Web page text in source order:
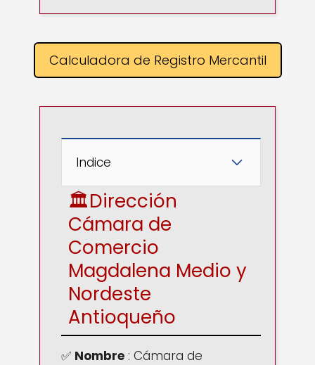
Calculadora de Registro Mercantil
Indice
🏛️Dirección
Cámara de
Comercio
Magdalena Medio y
Nordeste
Antioqueño
✅ Nombre : Cámara de